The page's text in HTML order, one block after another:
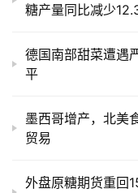
销
储
糖产量同比减少
德国南部甜菜遭遇
平
墨西哥增产，北美
贸易
外盘原糖期货重回